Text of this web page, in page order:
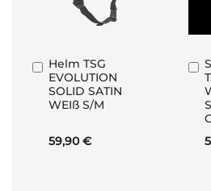
Helm TSG
EVOLUTION
SOLID SATIN
WEIß S/M
59,90 €
In
den
Warenkorb